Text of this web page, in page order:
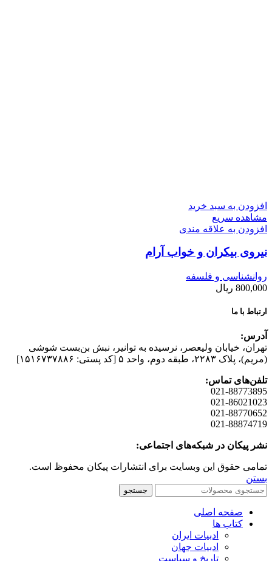
افزودن به سبد خرید
مشاهده سریع
افزودن به علاقه مندی
نیروی بیکران و خواب آرام
روانشناسی و فلسفه
800,000 ریال
ارتباط با ما
آدرس:
تهران، خیابان وليعصر، نرسيده به توانير، نبش بن‌بست شوشی
(مريم)، پلاک ۲۲۸۳، طبقه دوم، واحد ۵ [کد پستی: ۱۵۱۶۷۳۷۸۸۶]
تلفن‌های تماس:
021-88773895
021-86021023
021-88770652
021-88874719
نشر پیکان در شبکه‌های اجتماعی:
تمامی حقوق این وبسایت برای انتشارات پیکان محفوظ است.
بستن
جستجو
صفحه اصلی
کتاب ها
ادبیات ایران
ادبیات جهان
تاریخ و سیاست